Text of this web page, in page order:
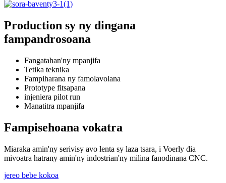
Production sy ny dingana
fampandrosoana
Fangatahan'ny mpanjifa
Tetika teknika
Fampiharana ny famolavolana
Prototype fitsapana
injeniera pilot run
Manatitra mpanjifa
Fampisehoana vokatra
Miaraka amin'ny serivisy avo lenta sy laza tsara, i Voerly dia
mivoatra hatrany amin'ny indostrian'ny milina fanodinana CNC.
jereo bebe kokoa